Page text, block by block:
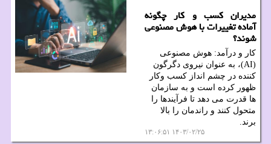
مدیران کسب و کار چگونه
آماده تغییرات با هوش مصنوعی
شوند؟
کار و درآمد: هوش مصنوعی
(AI)، به عنوان نیروی دگرگون
کننده در چشم انداز کسب وکار
ظهور کرده است و به سازمان
ها قدرت می دهد تا فرآیندها را
متحول کنند و راندمان را بالا
برند.
۱۴۰۳/۰۲/۲۵ ۱۳:۰۶:۵۱